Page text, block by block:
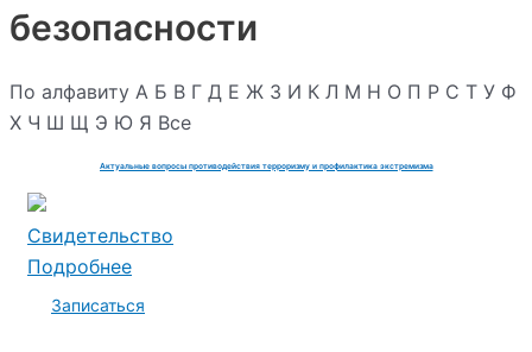
безопасности
По алфавиту А Б В Г Д Е Ж З И К Л М Н О П Р С Т У Ф
Х Ч Ш Щ Э Ю Я Все
Актуальные вопросы противодействия терроризму и профилактика экстремизма
Свидетельство
Подробнее
Записаться